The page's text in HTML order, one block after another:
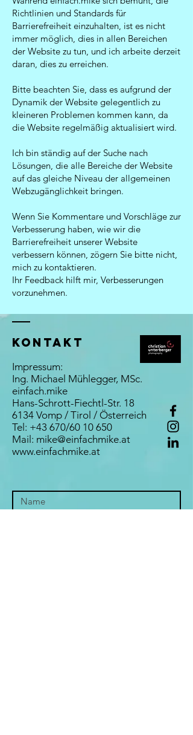
Richtlinien und Standards für
Barrierefreiheit einzuhalten, ist es nicht
immer möglich, dies in allen Bereichen
der Website zu tun, und ich arbeite derzeit
daran, dies zu erreichen.
Bitte beachten Sie, dass es aufgrund der
Dynamik der Website gelegentlich zu
kleineren Problemen kommen kann, da
die Website regelmäßig aktualisiert wird.
Ich bin ständig auf der Suche nach
Lösungen, die alle Bereiche der Website
auf das gleiche Niveau der allgemeinen
Webzugänglichkeit bringen.
Wenn Sie Kommentare und Vorschläge zur
Verbesserung haben, wie wir die
Barrierefreiheit unserer Website
verbessern können, zögern Sie bitte nicht,
mich zu kontaktieren.
Ihr Feedback hilft mir, Verbesserungen
vorzunehmen.
Kontakt
Impressum:
Ing. Michael Mühlegger, MSc.
einfach.mike
Hans-Schrott-Fiechtl-Str. 18
6134 Vomp / Tirol / Österreich
Tel: +43 670/60 10 650
Mail: mike@einfachmike.at
www.einfachmike.at